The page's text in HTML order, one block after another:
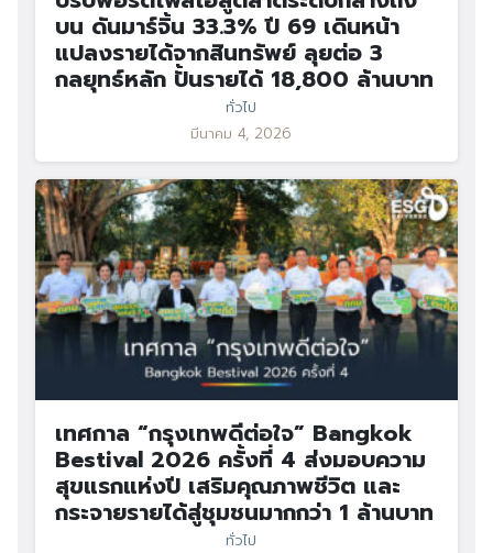
บน ดันมาร์จิ้น 33.3% ปี 69 เดินหน้า
แปลงรายได้จากสินทรัพย์ ลุยต่อ 3
กลยุทธ์หลัก ปั้นรายได้ 18,800 ล้านบาท
ทั่วไป
มีนาคม 4, 2026
เทศกาล “กรุงเทพดีต่อใจ” Bangkok
Bestival 2026 ครั้งที่ 4 ส่งมอบความ
สุขแรกแห่งปี เสริมคุณภาพชีวิต และ
กระจายรายได้สู่ชุมชนมากกว่า 1 ล้านบาท
ทั่วไป